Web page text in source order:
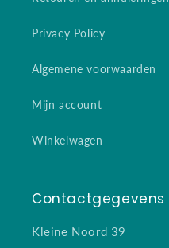
Privacy Policy
Algemene voorwaarden
Mijn account
Winkelwagen
Contactgegevens
Kleine Noord 39